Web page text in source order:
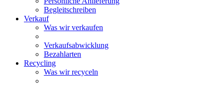
Begleitschreiben
Verkauf
Was wir verkaufen
Verkaufsabwicklung
Bezahlarten
Recycling
Was wir recyceln